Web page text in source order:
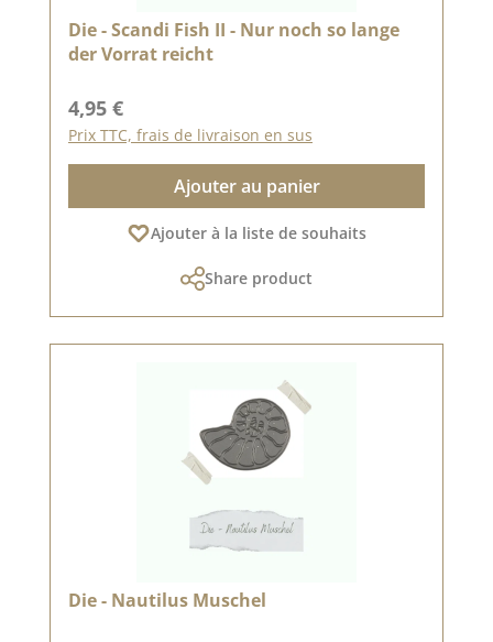
Die - Scandi Fish II - Nur noch so lange
der Vorrat reicht
Prix régulier :
4,95 €
Prix TTC, frais de livraison en sus
Ajouter au panier
Ajouter à la liste de souhaits
Share product
Die - Nautilus Muschel